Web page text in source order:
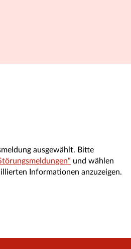
ausgewählt. Bitte
und wählen
Informationen anzuzeigen.